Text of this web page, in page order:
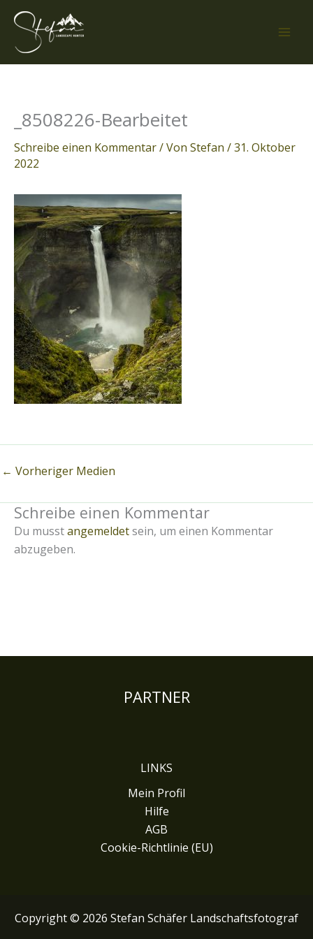
Zum
Inhalt
springen
_8508226-Bearbeitet
Schreibe einen Kommentar/ Von Stefan /31. Oktober
2022
← Vorheriger Medien
Schreibe einen Kommentar
Du musstangemeldetsein, um einen Kommentar
abzugeben.
PARTNER
LINKS
Mein Profil
Hilfe
AGB
Cookie-Richtlinie (EU)
Copyright © 2026 Stefan Schäfer Landschaftsfotograf